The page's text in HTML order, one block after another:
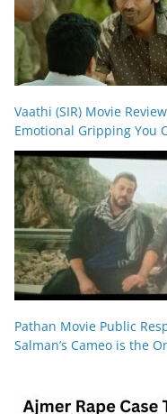
Vaathi (SIR) Movie
Emotional Gripping You
Pathan Movie Public
Salman’s Cameo is the